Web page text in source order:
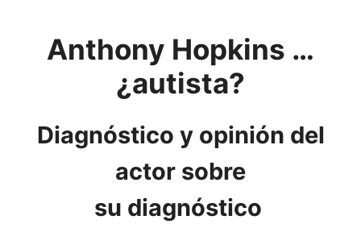
Anthony Hopkins …
¿autista?
Diagnóstico y opinión del
actor sobre
su diagnóstico